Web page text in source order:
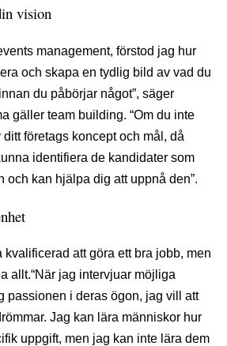
vision
management, förstod jag hur
och skapa en tydlig bild av vad du
du påbörjar något”, säger
gäller team building. “Om du inte
företags koncept och mål, då
identifiera de kandidater som
och kan hjälpa dig att uppnå den”.
kvalificerad att göra ett bra jobb, men
allt.“När jag intervjuar möjliga
passionen i deras ögon, jag vill att
Jag kan lära människor hur
uppgift, men jag kan inte lära dem